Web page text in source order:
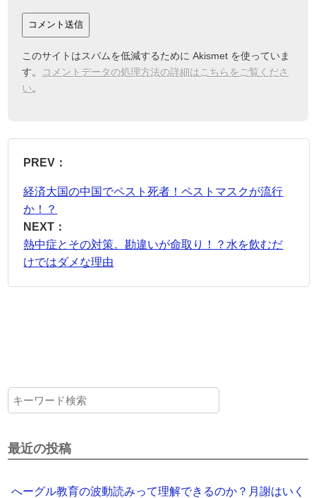
このサイトはスパムを低減するために Akismet を使っていま
す。
コメントデータの処理方法の詳細はこちらをご覧くださ
い。
PREV：
経済大国の中国でペスト死者！ペストマスクが流行
か！？
NEXT：
熱中症とその対策。勘違いが命取り！？水を飲むだ
けではダメな理由
最近の投稿
へーグル教育の波動読みって理解できるのか？月謝はいく